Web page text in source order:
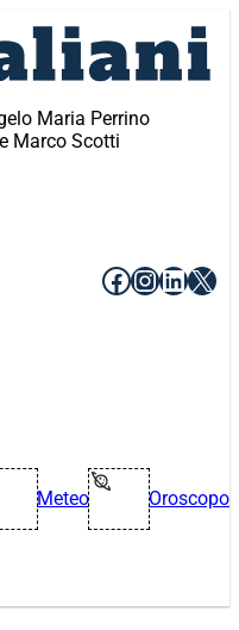
Maria Perrino
Marco Scotti
Facebook
X
Meteo Oroscopo